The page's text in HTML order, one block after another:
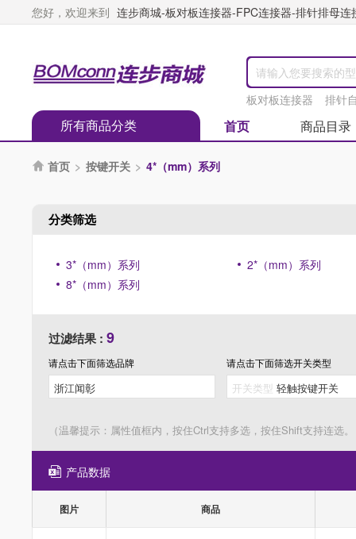
您好，欢迎来到 连步商城-板对板连接器-FPC连接器-排针排母
板对板连接器 排针
所有商品分类 首页 商品目录
 首页 > 按键开关 > 4*（mm）系列
分类筛选
3*（mm）系列
2*（mm）系列
8*（mm）系列
过滤结果 : 9
请点击下面筛选品牌 请点击下面筛选开关类型
（温馨提示：属性值框内，按住Ctrl支持多选，按住Shift支持连选
产品数据
图片 商品